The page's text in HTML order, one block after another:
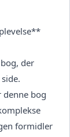
der
bog
formidler